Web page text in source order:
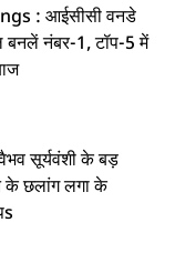
: आईसीसी वनडे
बनलें नंबर-1, टॉप-5 में
सूर्यवंशी के बड़
के छलांग लगा के